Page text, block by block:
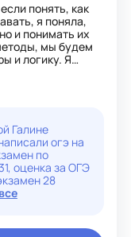
понять, как
я поняла,
и понимать их
мы будем
и логику. Я
анализировать
показать
Галине
огэ на
по
оценка за ОГЭ
28